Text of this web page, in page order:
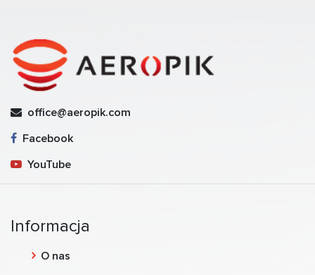
office@aeropik.com
Facebook
YouTube
Informacja
O nas